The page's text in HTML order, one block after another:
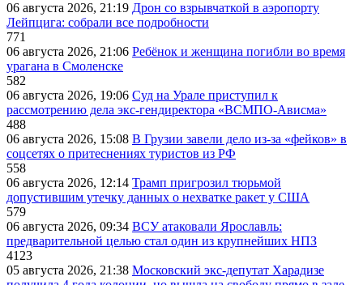
06 августа 2026, 21:19 Дрон со взрывчаткой в аэропорту
Лейпцига: собрали все подробности
771
06 августа 2026, 21:06 Ребёнок и женщина погибли во время
урагана в Смоленске
582
06 августа 2026, 19:06 Суд на Урале приступил к
рассмотрению дела экс-гендиректора «ВСМПО-Ависма»
488
06 августа 2026, 15:08 В Грузии завели дело из-за «фейков» в
соцсетях о притеснениях туристов из РФ
558
06 августа 2026, 12:14 Трамп пригрозил тюрьмой
допустившим утечку данных о нехватке ракет у США
579
06 августа 2026, 09:34 ВСУ атаковали Ярославль:
предварительной целью стал один из крупнейших НПЗ
4123
05 августа 2026, 21:38 Московский экс-депутат Харадизе